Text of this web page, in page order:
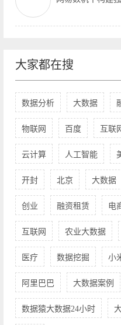
大家都在搜
数据分析 大数据
物联网 百度 互联
云计算 人工智能
开封 北京 大数据
创业 融资租赁 电
互联网 农业大数据
医疗 数据挖掘 小
阿里巴巴 大数据案例
数据猿大数据24小时